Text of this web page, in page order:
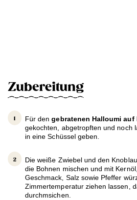
Zubereitung
Für dengebratenen Halloumi auf
gekochten, abgetropften und noch
in eine Schüssel geben.
Die weiße Zwiebel und den
die Bohnen mischen und mit
Geschmack, Salz sowie Pfeffer
Zimmertemperatur ziehen lassen,
durchmsichen.